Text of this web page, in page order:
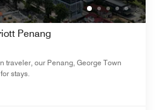
Penang
traveler, our Penang, George Town
stays.